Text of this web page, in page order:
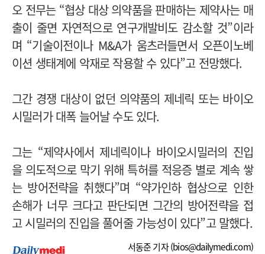
오 전무는 “협상 대상 의약품을 판매하는 제약사는 매
출이 줄면 자연적으로 연구개발비도 감소할 것”이라
며 “기술이전이나 M&A가 움츠러들면서 오픈이노베
이션 생태계에 악재로 작용할 수 있다”고 전망했다.
그간 경쟁 대상이 없던 의약품의 제네릭 또는 바이오
시밀러가 대폭 늘어날 수도 있다.
그는 “제약사에서 제네릭이나 바이오시밀러의 진입
을 의도적으로 막기 위해 특허를 적응증 별로 계속 쌓
는 방어전략을 취했다”며 “약가인하 협상으로 인한
손해가 너무 크다고 판단되면 그간의 방어전략을 접
고 시밀러의 진입을 풀어줄 가능성이 있다”고 말했다.
서동준 기자 (bios@dailymedi.com)